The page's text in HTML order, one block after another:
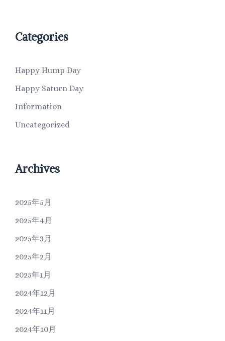
Categories
Happy Hump Day
Happy Saturn Day
Information
Uncategorized
Archives
2025年5月
2025年4月
2025年3月
2025年2月
2025年1月
2024年12月
2024年11月
2024年10月